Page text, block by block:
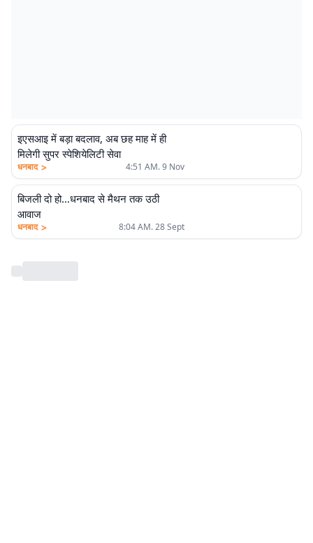
इएसआइ में बड़ा बदलाव, अब छह माह में ही
मिलेगी सुपर स्पेशियेलिटी सेवा
धनबाद > 4:51 AM. 9 Nov
बिजली दो हो…धनबाद से मैथन तक उठी
आवाज
धनबाद > 8:04 AM. 28 Sept